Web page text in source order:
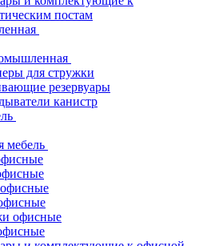
постам
для стружки
резервуары
канистр
мебель
офисные